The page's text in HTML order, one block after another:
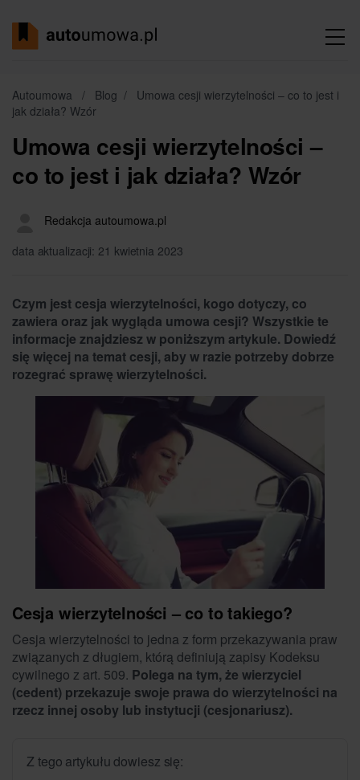
Autoumowa / Blog /
Umowa cesji wierzytelności – co to jest i
jak działa? Wzór
Umowa cesji wierzytelności –
co to jest i jak działa? Wzór
Redakcja autoumowa.pl
data aktualizacji: 21 kwietnia 2023
Czym jest cesja wierzytelności, kogo dotyczy, co
zawiera oraz jak wygląda umowa cesji? Wszystkie te
informacje znajdziesz w poniższym artykule. Dowiedź
się więcej na temat cesji, aby w razie potrzeby dobrze
rozegrać sprawę wierzytelności.
Cesja wierzytelności – co to takiego?
Cesja wierzytelności to jedna z form przekazywania praw
związanych z długiem, którą definiują zapisy Kodeksu
cywilnego z art. 509. Polega na tym, że wierzyciel
(cedent) przekazuje swoje prawa do wierzytelności na
rzecz innej osoby lub instytucji (cesjonariusz).
Z tego artykułu dowiesz się: